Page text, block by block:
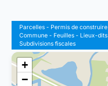
Parcelles - Permis de construire
Commune - Feuilles - Lieux-dits
Subdivisions fiscales
+
−